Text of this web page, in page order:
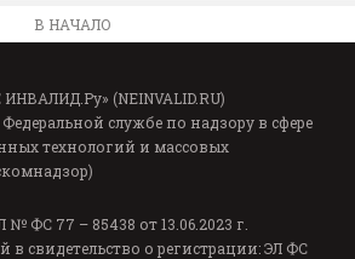
В НАЧАЛО
(NEINVALID.RU)
службе по надзору в сфере
технологий и массовых
№ ФС 77 – 85438 от 13.06.2023 г.
в свидетельство о регистрации: ЭЛ ФС